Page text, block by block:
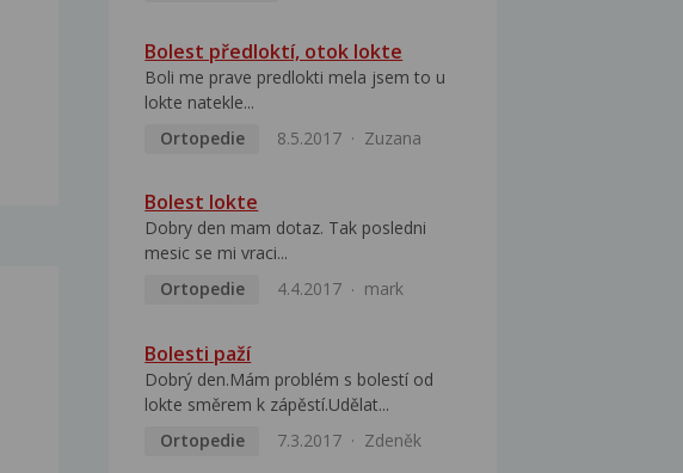
Bolest předloktí, otok lokte
Boli me prave predlokti mela jsem to u
lokte natekle...
Ortopedie
8.5.2017 Zuzana
Bolest lokte
Dobry den mam dotaz. Tak posledni
mesic se mi vraci...
Ortopedie
4.4.2017 mark
Bolesti paží
Dobrý den.Mám problém s bolestí od
lokte směrem k zápěstí.Udělat...
Ortopedie
7.3.2017 Zdeněk